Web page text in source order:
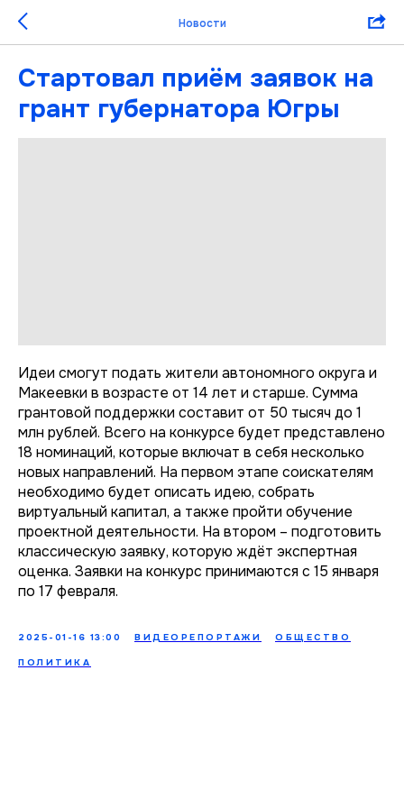
Новости
Стартовал приём заявок на
грант губернатора Югры
Идеи смогут подать жители автономного округа и
Макеевки в возрасте от 14 лет и старше. Сумма
грантовой поддержки составит от 50 тысяч до 1
млн рублей. Всего на конкурсе будет представлено
18 номинаций, которые включат в себя несколько
новых направлений. На первом этапе соискателям
необходимо будет описать идею, собрать
виртуальный капитал, а также пройти обучение
проектной деятельности. На втором – подготовить
классическую заявку, которую ждёт экспертная
оценка. Заявки на конкурс принимаются с 15 января
по 17 февраля.
2025-01-16 13:00 ВИДЕОРЕПОРТАЖИ ОБЩЕСТВО
ПОЛИТИКА